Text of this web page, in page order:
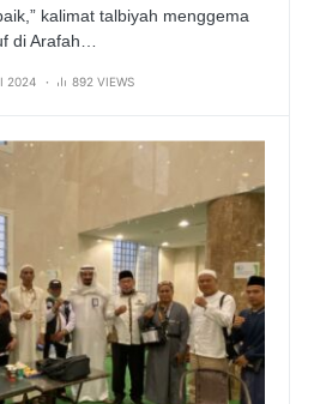
kalimat talbiyah menggema
di Arafah…
2024 892 VIEWS